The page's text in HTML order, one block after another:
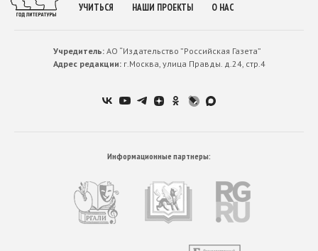
УЧИТЬСЯ
НАШИ ПРОЕКТЫ О НАС
Учредитель:АО “Издательство ”Российская Газета”
Адрес редакции:г.Москва, улица Правды. д.24, стр.4
Информационные партнеры: